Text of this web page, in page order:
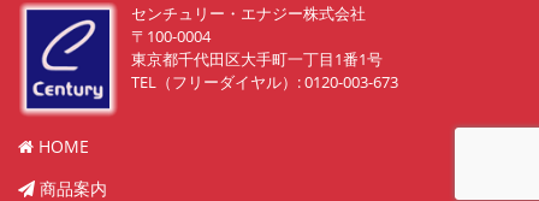
センチュリー・エナジー株式会社
〒100-0004
東京都千代田区大手町一丁目1番1号
TEL（フリーダイヤル）: 0120-003-673
HOME
商品案内